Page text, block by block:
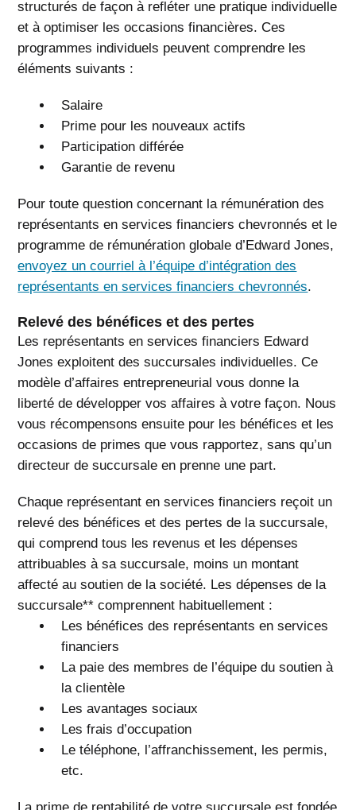
structurés de façon à refléter une pratique individuelle
et à optimiser les occasions financières. Ces
programmes individuels peuvent comprendre les
éléments suivants :
Salaire
Prime pour les nouveaux actifs
Participation différée
Garantie de revenu
Pour toute question concernant la rémunération des
représentants en services financiers chevronnés et le
programme de rémunération globale d’Edward Jones,
envoyez un courriel à l’équipe d’intégration des
représentants en services financiers chevronnés.
Relevé des bénéfices et des pertes
Les représentants en services financiers Edward
Jones exploitent des succursales individuelles. Ce
modèle d’affaires entrepreneurial vous donne la
liberté de développer vos affaires à votre façon. Nous
vous récompensons ensuite pour les bénéfices et les
occasions de primes que vous rapportez, sans qu’un
directeur de succursale en prenne une part.
Chaque représentant en services financiers reçoit un
relevé des bénéfices et des pertes de la succursale,
qui comprend tous les revenus et les dépenses
attribuables à sa succursale, moins un montant
affecté au soutien de la société. Les dépenses de la
succursale** comprennent habituellement :
Les bénéfices des représentants en services
financiers
La paie des membres de l’équipe du soutien à
la clientèle
Les avantages sociaux
Les frais d’occupation
Le téléphone, l’affranchissement, les permis,
etc.